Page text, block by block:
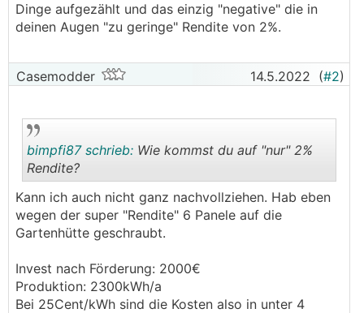
Dinge aufgezählt und das einzig "negative" die in
deinen Augen "zu geringe" Rendite von 2%.
Casemodder 14.5.2022 (#2)
..
bimpfi87 schrieb: Wie kommst du auf "nur" 2%
Rendite?
Kann ich auch nicht ganz nachvollziehen. Hab eben
wegen der super "Rendite" 6 Panele auf die
Gartenhütte geschraubt.
Invest nach Förderung: 2000€
Produktion: 2300kWh/a
Bei 25Cent/kWh sind die Kosten also in unter 4